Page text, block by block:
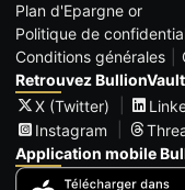
Plan d'Epargne or
Politique de
Conditions générales
Retrouvez
X (Twitter)
Instagram
Application mobile